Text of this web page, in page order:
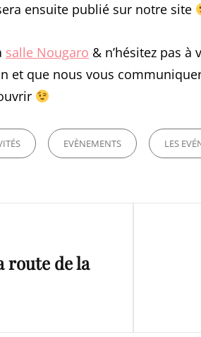
ensuite publié sur notre site
salle Nougaro & n’hésitez pas à
et que nous vous
EVÈNEMENTS LES
route de la